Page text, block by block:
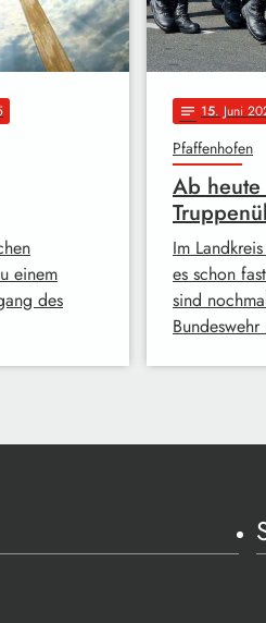
einem
des
notes 15. Juni
Pfaffenhofen
Ab
Im
es schon
sind